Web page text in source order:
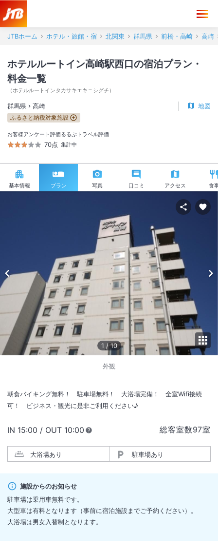
JTBホーム ホテル・旅館・宿 北関東 群馬県 前橋・高崎 高崎
ホテルルートイン高崎駅西口の宿泊プラン・
料金一覧
（ホテルルートインタカサキエキニシグチ ）
群馬県 高崎 地図
ふるさと納税対象施設
お客様アンケート評価
70点
るるぶトラベル評価
集計中
基本情報 プラン 写真 口コミ アクセス 食
1 /10
外観
朝食バイキング無料！ 駐車場無料！ 大浴場完備！ 全室Wifi接続
可！ ビジネス・観光に是非ご利用ください♪
総客室数97室
IN チェックイン
15:00 / OUT チェックアウト
10:00
大浴場あり 駐車場あり
施設からのお知らせ
駐車場は乗用車無料です。
大型車は有料となります（事前に宿泊施設までご予約ください）。
大浴場は男女入替制となります。